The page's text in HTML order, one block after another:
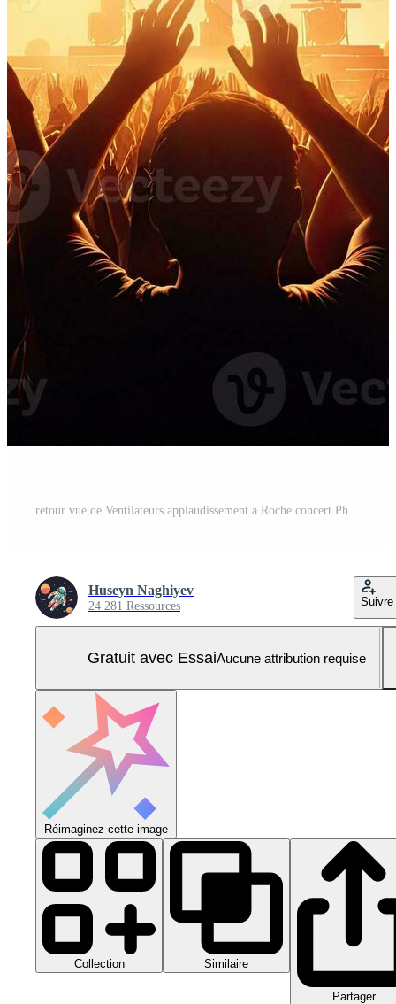
retour vue de Ventilateurs applaudissement à Roche concert Photo Pro
Huseyn Naghiyev
24 281 Ressources Suivre
Gratuit avec EssaiAucune attribution requise
Réimaginez cette image
Collection Similaire
Partager